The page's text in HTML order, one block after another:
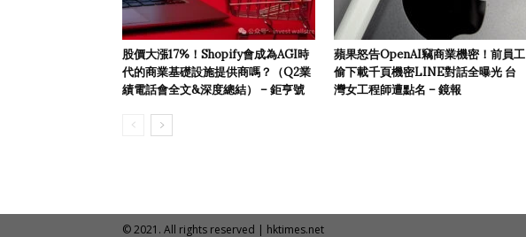
股價大漲17%！Shopify會成為AGI時
代的商業基礎設施提供商嗎？（Q2業
績電話會全文&深度總結） – 鉅亨號
蘋果怒告OpenAI竊商業機密！前員工
偷下載千頁機密LINE對話全曝光 台
灣女工程師遭點名 – 鏡報
© 2021. All rights reserved | hktimes.net